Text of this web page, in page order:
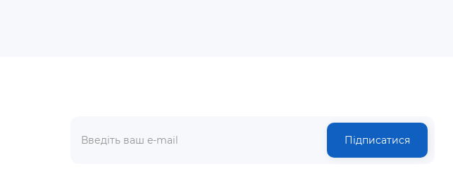
Підписатися